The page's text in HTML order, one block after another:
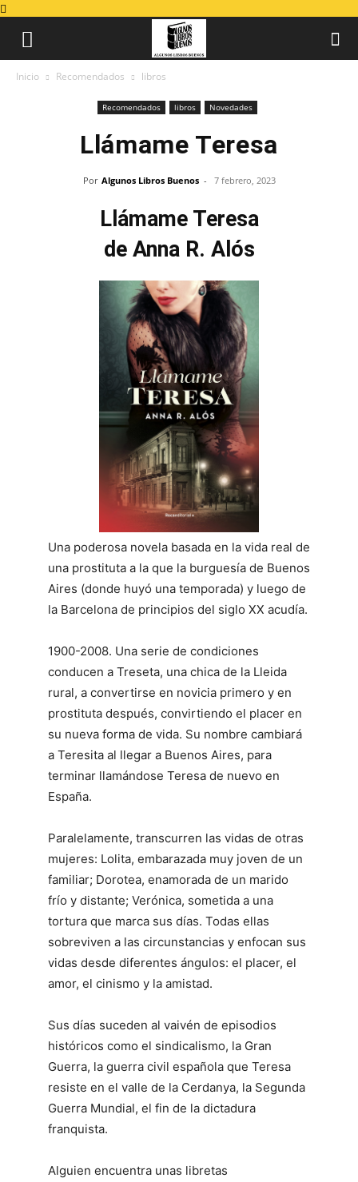
Inicio Recomendados libros
Recomendados libros Novedades
Llámame Teresa
Por Algunos Libros Buenos - 7 febrero, 2023
Llámame Teresa
de Anna R. Alós
Una poderosa novela basada en la vida real de
una prostituta a la que la burguesía de Buenos
Aires (donde huyó una temporada) y luego de
la Barcelona de principios del siglo XX acudía.
1900-2008. Una serie de condiciones
conducen a Treseta, una chica de la Lleida
rural, a convertirse en novicia primero y en
prostituta después, convirtiendo el placer en
su nueva forma de vida. Su nombre cambiará
a Teresita al llegar a Buenos Aires, para
terminar llamándose Teresa de nuevo en
España.
Paralelamente, transcurren las vidas de otras
mujeres: Lolita, embarazada muy joven de un
familiar; Dorotea, enamorada de un marido
frío y distante; Verónica, sometida a una
tortura que marca sus días. Todas ellas
sobreviven a las circunstancias y enfocan sus
vidas desde diferentes ángulos: el placer, el
amor, el cinismo y la amistad.
Sus días suceden al vaivén de episodios
históricos como el sindicalismo, la Gran
Guerra, la guerra civil española que Teresa
resiste en el valle de la Cerdanya, la Segunda
Guerra Mundial, el fin de la dictadura
franquista.
Alguien encuentra unas libretas